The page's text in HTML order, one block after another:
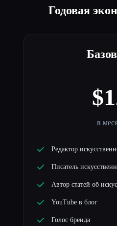
Годовая
в
Редактор
Писатель
Автор статей об
YouTube в блог
Голос бренда